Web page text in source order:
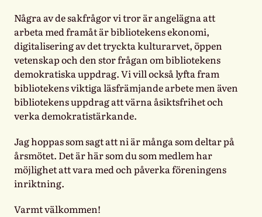
Några av de sakfrågor vi tror är angelägna att
arbeta med framåt är bibliotekens ekonomi,
digitalisering av det tryckta kulturarvet, öppen
vetenskap och den stor frågan om bibliotekens
demokratiska uppdrag. Vi vill också lyfta fram
bibliotekens viktiga läsfrämjande arbete men även
bibliotekens uppdrag att värna åsiktsfrihet och
verka demokratistärkande.
Jag hoppas som sagt att ni är många som deltar på
årsmötet. Det är här som du som medlem har
möjlighet att vara med och påverka föreningens
inriktning.
Varmt välkommen!